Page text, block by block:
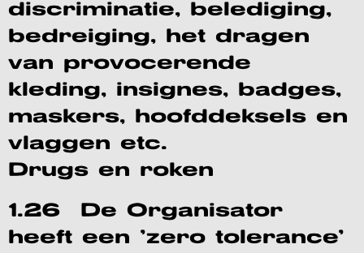
discriminatie, belediging,
bedreiging, het dragen
van provocerende
kleding, insignes, badges,
maskers, hoofddeksels en
vlaggen etc.
Drugs en roken
1.26 De Organisator
heeft een ‘zero tolerance’